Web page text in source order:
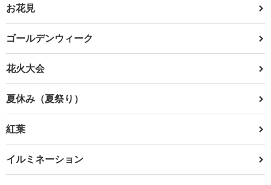
お花見
ゴールデンウィーク
花火大会
夏休み（夏祭り）
紅葉
イルミネーション